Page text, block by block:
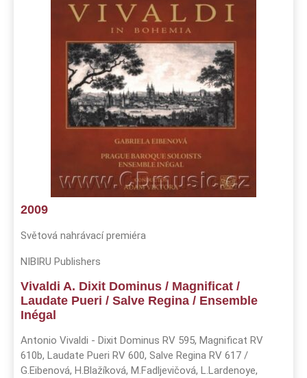
2009
Světová nahrávací premiéra
NIBIRU Publishers
Vivaldi A. Dixit Dominus / Magnificat /
Laudate Pueri / Salve Regina / Ensemble
Inégal
Antonio Vivaldi - Dixit Dominus RV 595, Magnificat RV
610b, Laudate Pueri RV 600, Salve Regina RV 617 /
G.Eibenová, H.Blažíková, M.Fadljevičová, L.Lardenoye,